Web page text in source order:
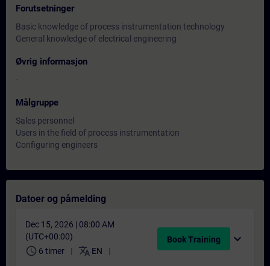
Forutsetninger
Basic knowledge of process instrumentation technology
General knowledge of electrical engineering
Øvrig informasjon
-
Målgruppe
Sales personnel
Users in the field of process instrumentation
Configuring engineers
Datoer og påmelding
Dec 15, 2026 | 08:00 AM
(UTC+00:00)
schedule 6 timer translate EN
Book Training expand_more